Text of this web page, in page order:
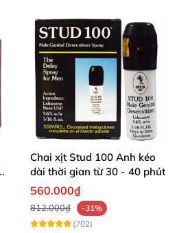
Chai xịt Stud 100 Anh kéo
dài thời gian từ 30 - 40 phút
560.000₫
812.000₫
-31%
(702)